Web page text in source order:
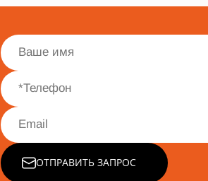
ОТПРАВИТЬ ЗАПРОС